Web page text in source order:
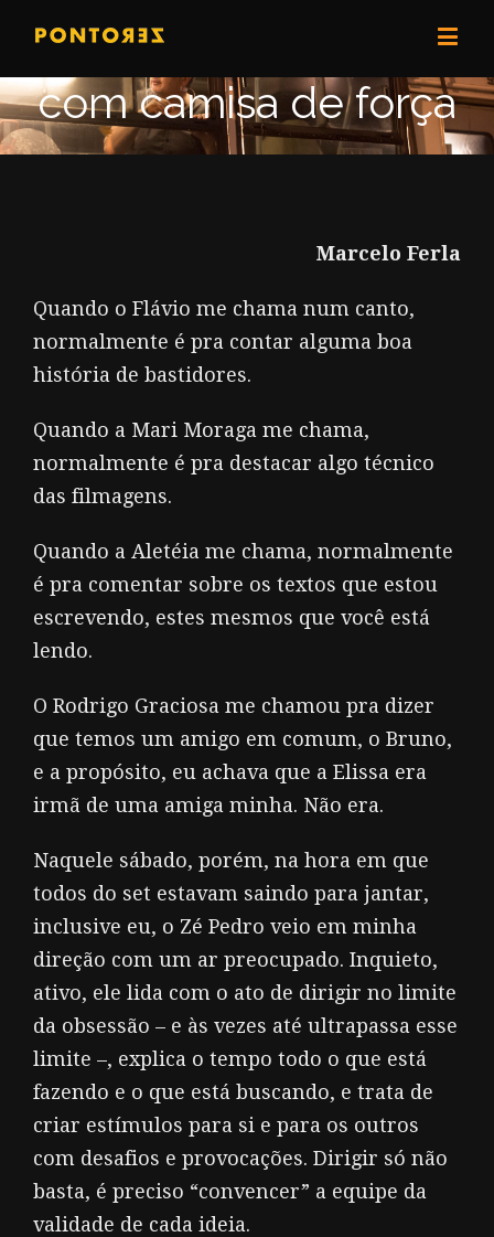
PZ .10/ malabarista
com camisa de força
Marcelo Ferla
Quando o Flávio me chama num canto,
normalmente é pra contar alguma boa
história de bastidores.
Quando a Mari Moraga me chama,
normalmente é pra destacar algo técnico
das filmagens.
Quando a Aletéia me chama, normalmente
é pra comentar sobre os textos que estou
escrevendo, estes mesmos que você está
lendo.
O Rodrigo Graciosa me chamou pra dizer
que temos um amigo em comum, o Bruno,
e a propósito, eu achava que a Elissa era
irmã de uma amiga minha. Não era.
Naquele sábado, porém, na hora em que
todos do set estavam saindo para jantar,
inclusive eu, o Zé Pedro veio em minha
direção com um ar preocupado. Inquieto,
ativo, ele lida com o ato de dirigir no limite
da obsessão – e às vezes até ultra­passa esse
limite –, explica o tempo todo o que está
fazendo e o que está buscando, e trata de
criar estímulos para si e para os outros
com desafios e provocações. Dirigir só não
basta, é preciso “convencer” a equi­pe da
validade de cada ideia.